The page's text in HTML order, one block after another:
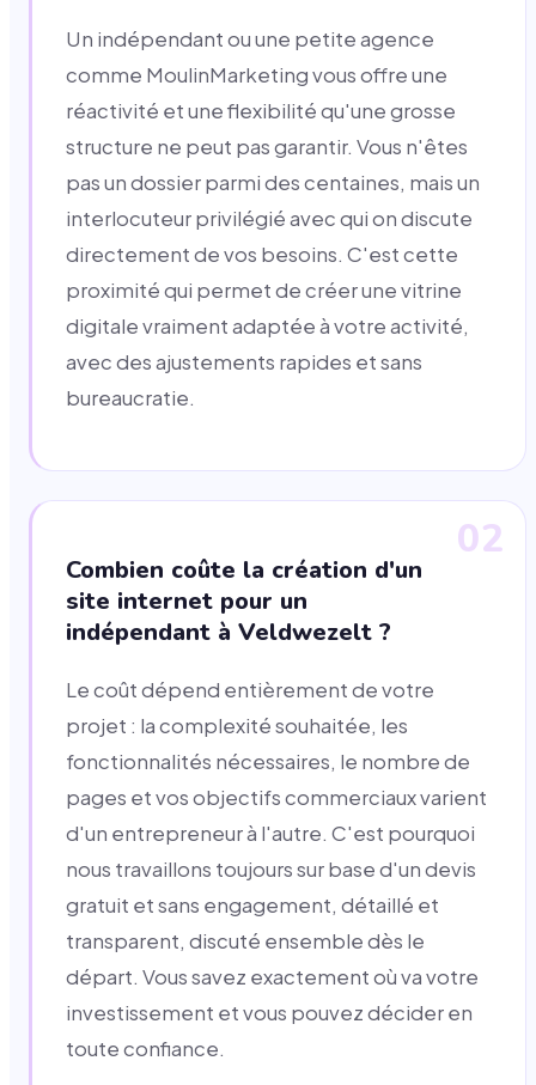
Un indépendant ou une petite agence
comme MoulinMarketing vous offre une
réactivité et une flexibilité qu'une grosse
structure ne peut pas garantir. Vous n'êtes
pas un dossier parmi des centaines, mais un
interlocuteur privilégié avec qui on discute
directement de vos besoins. C'est cette
proximité qui permet de créer une vitrine
digitale vraiment adaptée à votre activité,
avec des ajustements rapides et sans
bureaucratie.
02
Combien coûte la création d'un
site internet pour un
indépendant à Veldwezelt ?
Le coût dépend entièrement de votre
projet : la complexité souhaitée, les
fonctionnalités nécessaires, le nombre de
pages et vos objectifs commerciaux varient
d'un entrepreneur à l'autre. C'est pourquoi
nous travaillons toujours sur base d'un devis
gratuit et sans engagement, détaillé et
transparent, discuté ensemble dès le
départ. Vous savez exactement où va votre
investissement et vous pouvez décider en
toute confiance.